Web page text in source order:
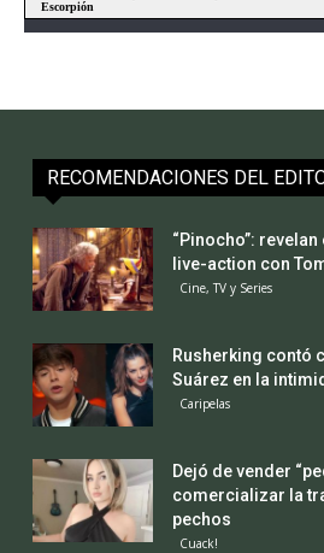
RECOMENDACIONES DEL
“Pinocho”:
live-action con
Cine, TV y Series
Rusherking contó
Suárez en la
Caripelas
Dejó de vender
comercializar la
pechos
Cuack!